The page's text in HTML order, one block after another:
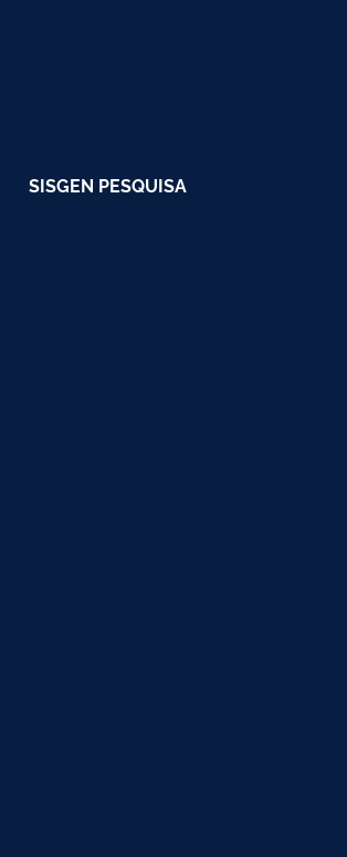
SISGEN PESQUISA